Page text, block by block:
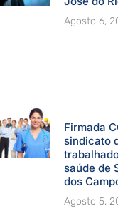
Agosto 6,
Firmada
sindicato
saúde de
dos
Agosto 5,